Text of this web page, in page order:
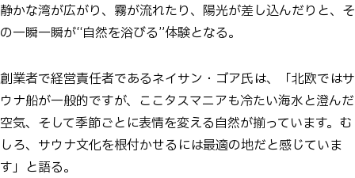
静かな湾が広がり、霧が流れたり、陽光が差し込んだりと、そ
の一瞬一瞬が“自然を浴びる”体験となる。
創業者で経営責任者であるネイサン・ゴア氏は、「北欧ではサ
ウナ船が一般的ですが、ここタスマニアも冷たい海水と澄んだ
空気、そして季節ごとに表情を変える自然が揃っています。む
しろ、サウナ文化を根付かせるには最適の地だと感じていま
す」と語る。